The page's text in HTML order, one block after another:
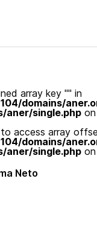
array key "" in
domains/
aner/single.php
to access array
domains/
aner/single.php
Neto